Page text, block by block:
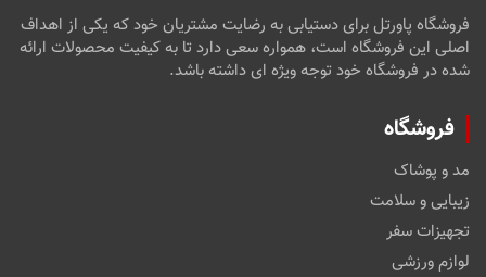
فروشگاه پاورتل برای دستیابی به رضایت مشتریان خود که یکی از اهداف
اصلی این فروشگاه است، همواره سعی دارد تا به کیفیت محصولات ارائه
شده در فروشگاه خود توجه ویژه ای داشته باشد.
فروشگاه
مد و پوشاک
زیبایی و سلامت
تجهیزات سفر
لوازم ورزشی